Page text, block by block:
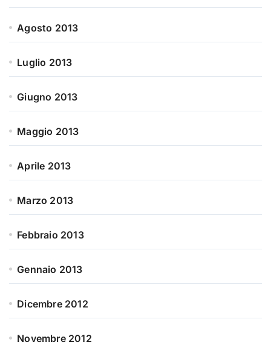
Agosto 2013
Luglio 2013
Giugno 2013
Maggio 2013
Aprile 2013
Marzo 2013
Febbraio 2013
Gennaio 2013
Dicembre 2012
Novembre 2012